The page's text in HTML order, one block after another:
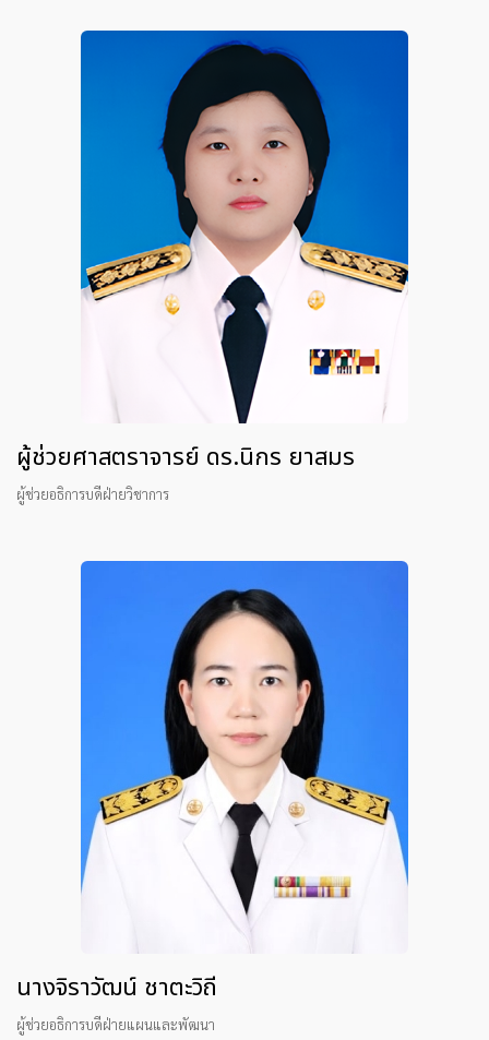
ผู้ช่วยศาสตราจารย์ ดร.นิกร ยาสมร
ผู้ช่วยอธิการบดีฝ่ายวิชาการ
นางจิราวัฒน์ ชาตะวิถี
ผู้ช่วยอธิการบดีฝ่ายแผนและพัฒนา